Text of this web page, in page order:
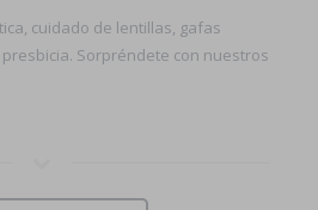
cuidado de lentillas, gafas
Sorpréndete con nuestros